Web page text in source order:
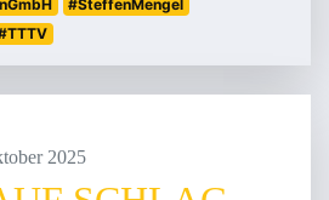
#SteffenMengel
2025